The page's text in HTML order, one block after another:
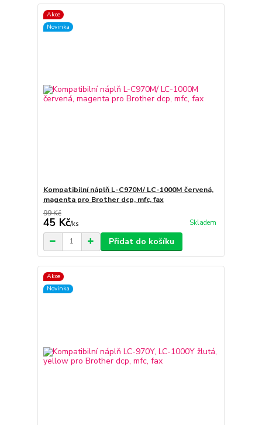
Akce
Novinka
Kompatibilní náplň L-C970M/ LC-1000M červená,
magenta pro Brother dcp, mfc, fax
99 Kč
45 Kč/ks Skladem
Přidat do košíku
Akce
Novinka